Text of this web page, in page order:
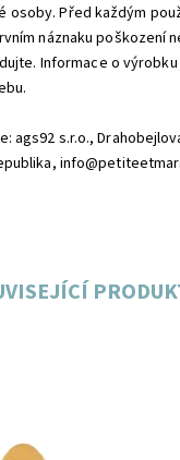
osoby. Před každým
náznaku poškození
Informace o
ags92 s.r.o.,